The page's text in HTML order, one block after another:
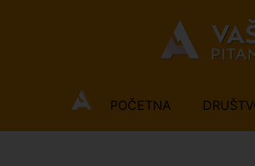
POČETNA